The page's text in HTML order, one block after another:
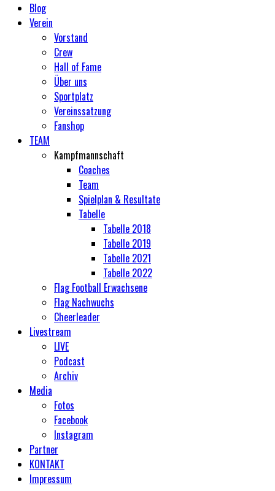
Blog
Verein
Vorstand
Crew
Hall of Fame
Über uns
Sportplatz
Vereinssatzung
Fanshop
TEAM
Kampfmannschaft
Coaches
Team
Spielplan & Resultate
Tabelle
Tabelle 2018
Tabelle 2019
Tabelle 2021
Tabelle 2022
Flag Football Erwachsene
Flag Nachwuchs
Cheerleader
Livestream
LIVE
Podcast
Archiv
Media
Fotos
Facebook
Instagram
Partner
KONTAKT
Impressum